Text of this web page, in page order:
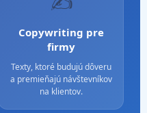
Copywriting pre
firmy
Texty, ktoré budujú dôveru
a premieňajú návštevníkov
na klientov.